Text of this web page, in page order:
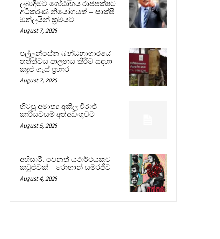
ලබාදීමට ගෝඨාභය රාජපක්ෂට
අධිකරණ නියෝගයක් – සාක්ෂි
ඔන්ලයින් ක්‍රමයට
August 7, 2026
පල්ලන්සේන බන්ධනාගාරයේ
තත්ත්වය පාලනය කිරීම සඳහා
කඳුළු ගෑස් ප්‍රහාර
August 7, 2026
හිටපු අමාත්‍ය අකිල විරාජ්
කාරියවසම් අත්අඩංගුවට
August 5, 2026
අභිසාරී: වෙනත් යථාර්ථයකට
කවුළුවක් – රොහාන් සමරජීව
August 4, 2026